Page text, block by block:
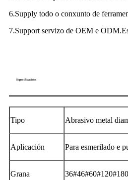
6.Supply todo o conxunto de
7.Support servizo de OEM e
Especificacións
Tipo Abrasivo metal
Aplicación Para esmerilado e
Grana